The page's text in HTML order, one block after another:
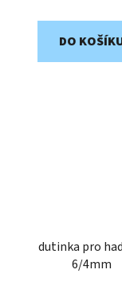
DO
dutinka pro
6/4mm